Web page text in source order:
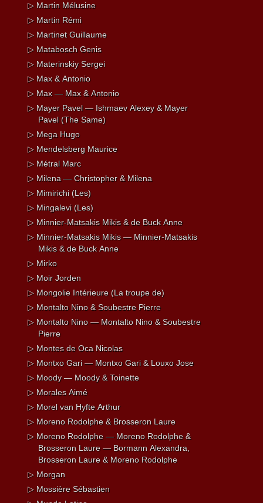
▷ Martin Mélusine
▷ Martin Rémi
▷ Martinet Guillaume
▷ Matabosch Genis
▷ Materinskiy Sergei
▷ Max & Antonio
▷ Max — Max & Antonio
▷ Mayer Pavel — Ishmaev Alexey & Mayer
Pavel (The Same)
▷ Mega Hugo
▷ Mendelsberg Maurice
▷ Métral Marc
▷ Milena — Christopher & Milena
▷ Mimirichi (Les)
▷ Mingalevi (Les)
▷ Minnier-Matsakis Mikis & de Buck Anne
▷ Minnier-Matsakis Mikis — Minnier-Matsakis
Mikis & de Buck Anne
▷ Mirko
▷ Moir Jorden
▷ Mongolie Intérieure (La troupe de)
▷ Montalto Nino & Soubestre Pierre
▷ Montalto Nino — Montalto Nino & Soubestre
Pierre
▷ Montes de Oca Nicolas
▷ Montxo Gari — Montxo Gari & Louxo Jose
▷ Moody — Moody & Toinette
▷ Morales Aimé
▷ Morel van Hyfte Arthur
▷ Moreno Rodolphe & Brosseron Laure
▷ Moreno Rodolphe — Moreno Rodolphe &
Brosseron Laure — Bormann Alexandra,
Brosseron Laure & Moreno Rodolphe
▷ Morgan
▷ Mossière Sébastien